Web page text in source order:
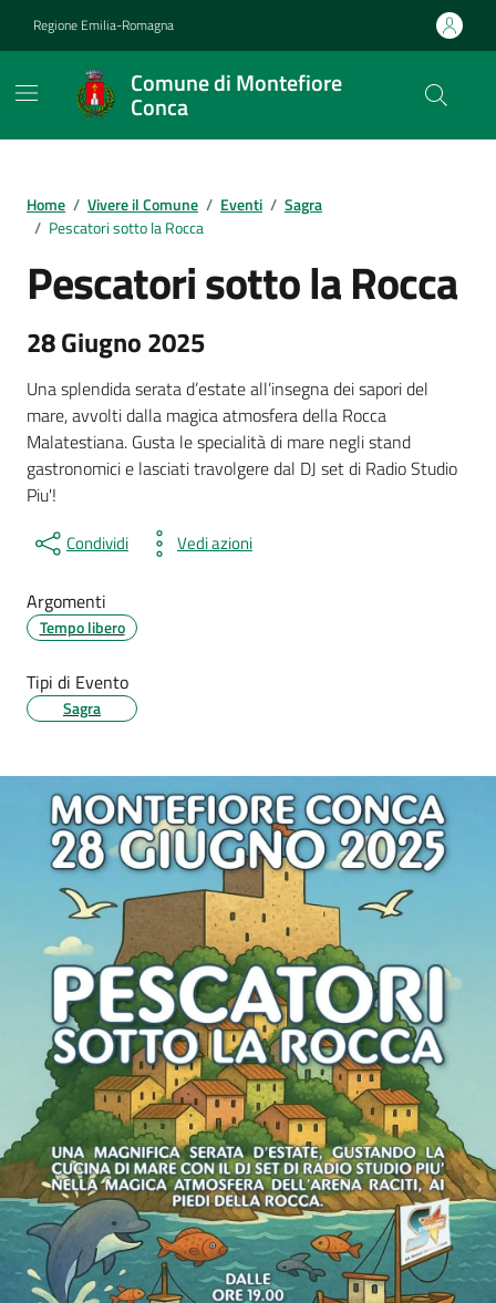
Regione Emilia-Romagna
Comune di Montefiore
Conca
Home / Vivere il Comune / Eventi / Sagra
/ Pescatori sotto la Rocca
Pescatori sotto la Rocca
28 Giugno 2025
Una splendida serata d’estate all’insegna dei sapori del
mare, avvolti dalla magica atmosfera della Rocca
Malatestiana. Gusta le specialità di mare negli stand
gastronomici e lasciati travolgere dal DJ set di Radio Studio
Piu'!
Condividi Vedi azioni
Argomenti
Tempo libero
Tipi di Evento
Sagra